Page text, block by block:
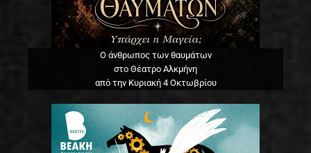
Ο άνθρωπος των θαυμάτων
στο Θέατρο Αλκμήνη
από την Κυριακή 4 Οκτωβρίου